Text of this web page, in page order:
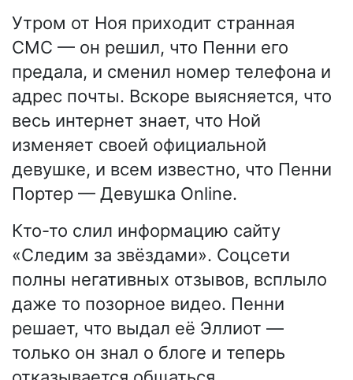
Утром от Ноя приходит странная
СМС — он решил, что Пенни его
предала, и сменил номер телефона и
адрес почты. Вскоре выясняется, что
весь интернет знает, что Ной
изменяет своей официальной
девушке, и всем известно, что Пенни
Портер — Девушка Online.
Кто-то слил информацию сайту
«Следим за звёздами». Соцсети
полны негативных отзывов, всплыло
даже то позорное видео. Пенни
решает, что выдал её Эллиот —
только он знал о блоге и теперь